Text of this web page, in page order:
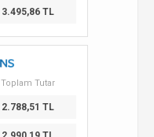
3.495,86 TL
Toplam Tutar
2.788,51 TL